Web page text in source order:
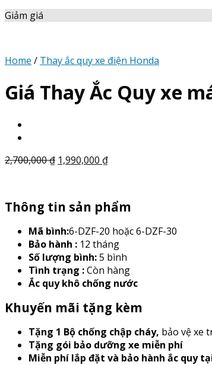
Giảm giá
Home / Thay ắc quy xe điện Honda
Giá Thay Ắc Quy xe
2,700,000₫ 1,990,000 ₫
Thông tin sản phẩm
Mã bình:6-DZF-20 hoặc 6-DZF-30
Bảo hành : 12 tháng
Số lượng bình:5 bình
Tình trạng :Còn hàng
Ắc quy khô chống nước
Khuyến mãi tặng kèm
Tặng 1 Bộ chống chập cháy, bảo vệ xe
Tặng gói bảo dưỡng xe miễn phí
Miễn phí lắp đặt và bảo hành ắc quy